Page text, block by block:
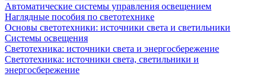
Автоматические системы управления освещением
Наглядные пособия по светотехнике
Основы светотехники: источники света и светильники
Системы освещения
Светотехника: источники света и энергосбережение
Светотехника: источники света, светильники и
энергосбережение